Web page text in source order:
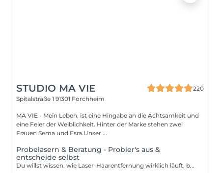
STUDIO MA VIE
220
Spitalstraße 1 91301 Forchheim
MA VIE - Mein Leben, ist eine Hingabe an die Achtsamkeit und
eine Feier der Weiblichkeit. Hinter der Marke stehen zwei
Frauen Sema und Esra.Unser ...
Probelasern & Beratung - Probier's aus &
entscheide selbst
Du willst wissen, wie Laser-Haarentfernung wirklich läuft, bevor du dich für eine komplette Behandlung entscheidest? Kein Problem! Beim Probelasern unter den Achseln bekommst du eine erste Laser-Anwendung in kleinem Umfang, dazu eine persönliche Haut- und Haaranalyse sowie eine ausführliche Beratung. So kannst du das Gefühl der Behandlung kennenlernen und alle deine Fragen klären. Mir ist es wichtig, dass du dich gut informiert und in vollem Vertrauen für die weiteren Behandlungen entscheidest deshalb empfehle ich das Probelasern sehr. Wichtig: Zwei Tage vor dem Termin bitte die Achseln rasieren. Am Tag der Behandlung und am Folgetag bitte auf Sauna, Schwimmen und direkte Sonneneinstrahlung verzichten.